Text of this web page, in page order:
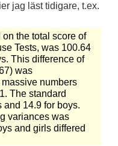
jag läst tidigare, t.ex.
the total score of
Tests, was 100.64
This difference of
was
numbers
The standard
14.9 for boys.
variances was
and girls differed